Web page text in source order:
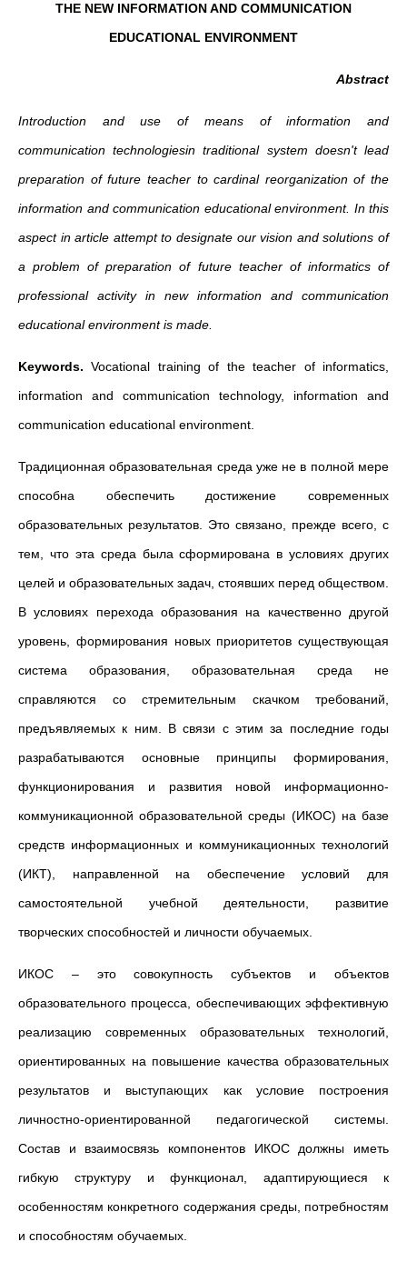
THE NEW INFORMATION AND COMMUNICATION
EDUCATIONAL ENVIRONMENT
Abstract
Introduction and use of means of information and
communication technologiesin traditional system doesn't lead
preparation of future teacher to cardinal reorganization of the
information and communication educational environment. In this
aspect in article attempt to designate our vision and solutions of
a problem of preparation of future teacher of informatics of
professional activity in new information and communication
educational environment is made.
Keywords. Vocational training of the teacher of informatics,
information and communication technology, information and
communication educational environment.
Традиционная образовательная среда уже не в полной мере
способна обеспечить достижение современных
образовательных результатов. Это связано, прежде всего, с
тем, что эта среда была сформирована в условиях других
целей и образовательных задач, стоявших перед обществом.
В условиях перехода образования на качественно другой
уровень, формирования новых приоритетов существующая
система образования, образовательная среда не
справляются со стремительным скачком требований,
предъявляемых к ним. В связи с этим за последние годы
разрабатываются основные принципы формирования,
функционирования и развития новой информационно-
коммуникационной образовательной среды (ИКОС) на базе
средств информационных и коммуникационных технологий
(ИКТ), направленной на обеспечение условий для
самостоятельной учебной деятельности, развитие
творческих способностей и личности обучаемых.
ИКОС – это совокупность субъектов и объектов
образовательного процесса, обеспечивающих эффективную
реализацию современных образовательных технологий,
ориентированных на повышение качества образовательных
результатов и выступающих как условие построения
личностно-ориентированной педагогической системы.
Состав и взаимосвязь компонентов ИКОС должны иметь
гибкую структуру и функционал, адаптирующиеся к
особенностям конкретного содержания среды, потребностям
и способностям обучаемых.